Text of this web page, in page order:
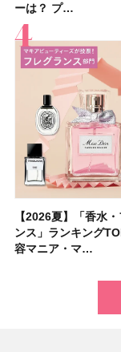
ーは？ プ…
【2026夏】「香水
ンス」ランキング
容マニア・マ…
膜が強化され…
【クリスマスコフレ
リニークのホリデー
挙紹介！ 人気…
ーは？ プ…
【2026年夏】汗・
ファンデーション20
でも崩れない…
ア効果、ビジュ、…
【2026夏】「リッ
ンキングTOP5！＜
集団・マキア…
たり
【2026夏】「イン
サプリ」ランキング
美容マニア集…
アム・ロング…
【最新】髪のうねり
くせ毛におすすめの
17選
「baramood」を3
【フォロー＆いいね
中国割烹旅館 掬水
を1組2名様にプ…
」10モモピュ…
【全色レビュー】ケ
ウブラウンアイズ限
イエベ・ブルベ別…